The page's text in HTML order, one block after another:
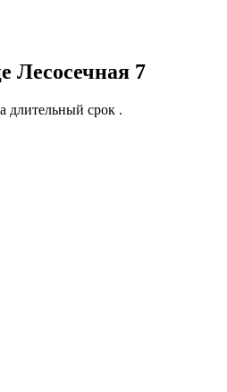
Лесосечная 7
длительный срок .